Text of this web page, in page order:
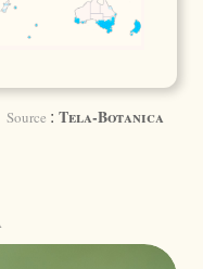
Source : Tela-Botanica